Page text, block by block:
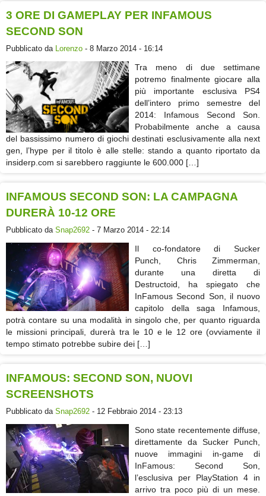
3 ORE DI GAMEPLAY PER INFAMOUS
SECOND SON
Pubblicato da Lorenzo - 8 Marzo 2014 - 16:14
Tra meno di due settimane
potremo finalmente giocare alla
più importante esclusiva PS4
dell’intero primo semestre del
2014: Infamous Second Son.
Probabilmente anche a causa
del bassissimo numero di giochi destinati esclusivamente alla next
gen, l’hype per il titolo è alle stelle: stando a quanto riportato da
insiderp.com si sarebbero raggiunte le 600.000 […]
INFAMOUS SECOND SON: LA CAMPAGNA
DURERÀ 10-12 ORE
Pubblicato da Snap2692 - 7 Marzo 2014 - 22:14
Il co-fondatore di Sucker
Punch, Chris Zimmerman,
durante una diretta di
Destructoid, ha spiegato che
InFamous Second Son, il nuovo
capitolo della saga Infamous,
potrà contare su una modalità in singolo che, per quanto riguarda
le missioni principali, durerà tra le 10 e le 12 ore (ovviamente il
tempo stimato potrebbe subire dei […]
INFAMOUS: SECOND SON, NUOVI
SCREENSHOTS
Pubblicato da Snap2692 - 12 Febbraio 2014 - 23:13
Sono state recentemente diffuse,
direttamente da Sucker Punch,
nuove immagini in-game di
InFamous: Second Son,
l’esclusiva per PlayStation 4 in
arrivo tra poco più di un mese.